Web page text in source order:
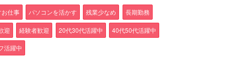
仕事 パソコンを活かす 残業少なめ 長期勤務
迎 経験者歓迎 20代30代活躍中 40代50代活躍中
活躍中